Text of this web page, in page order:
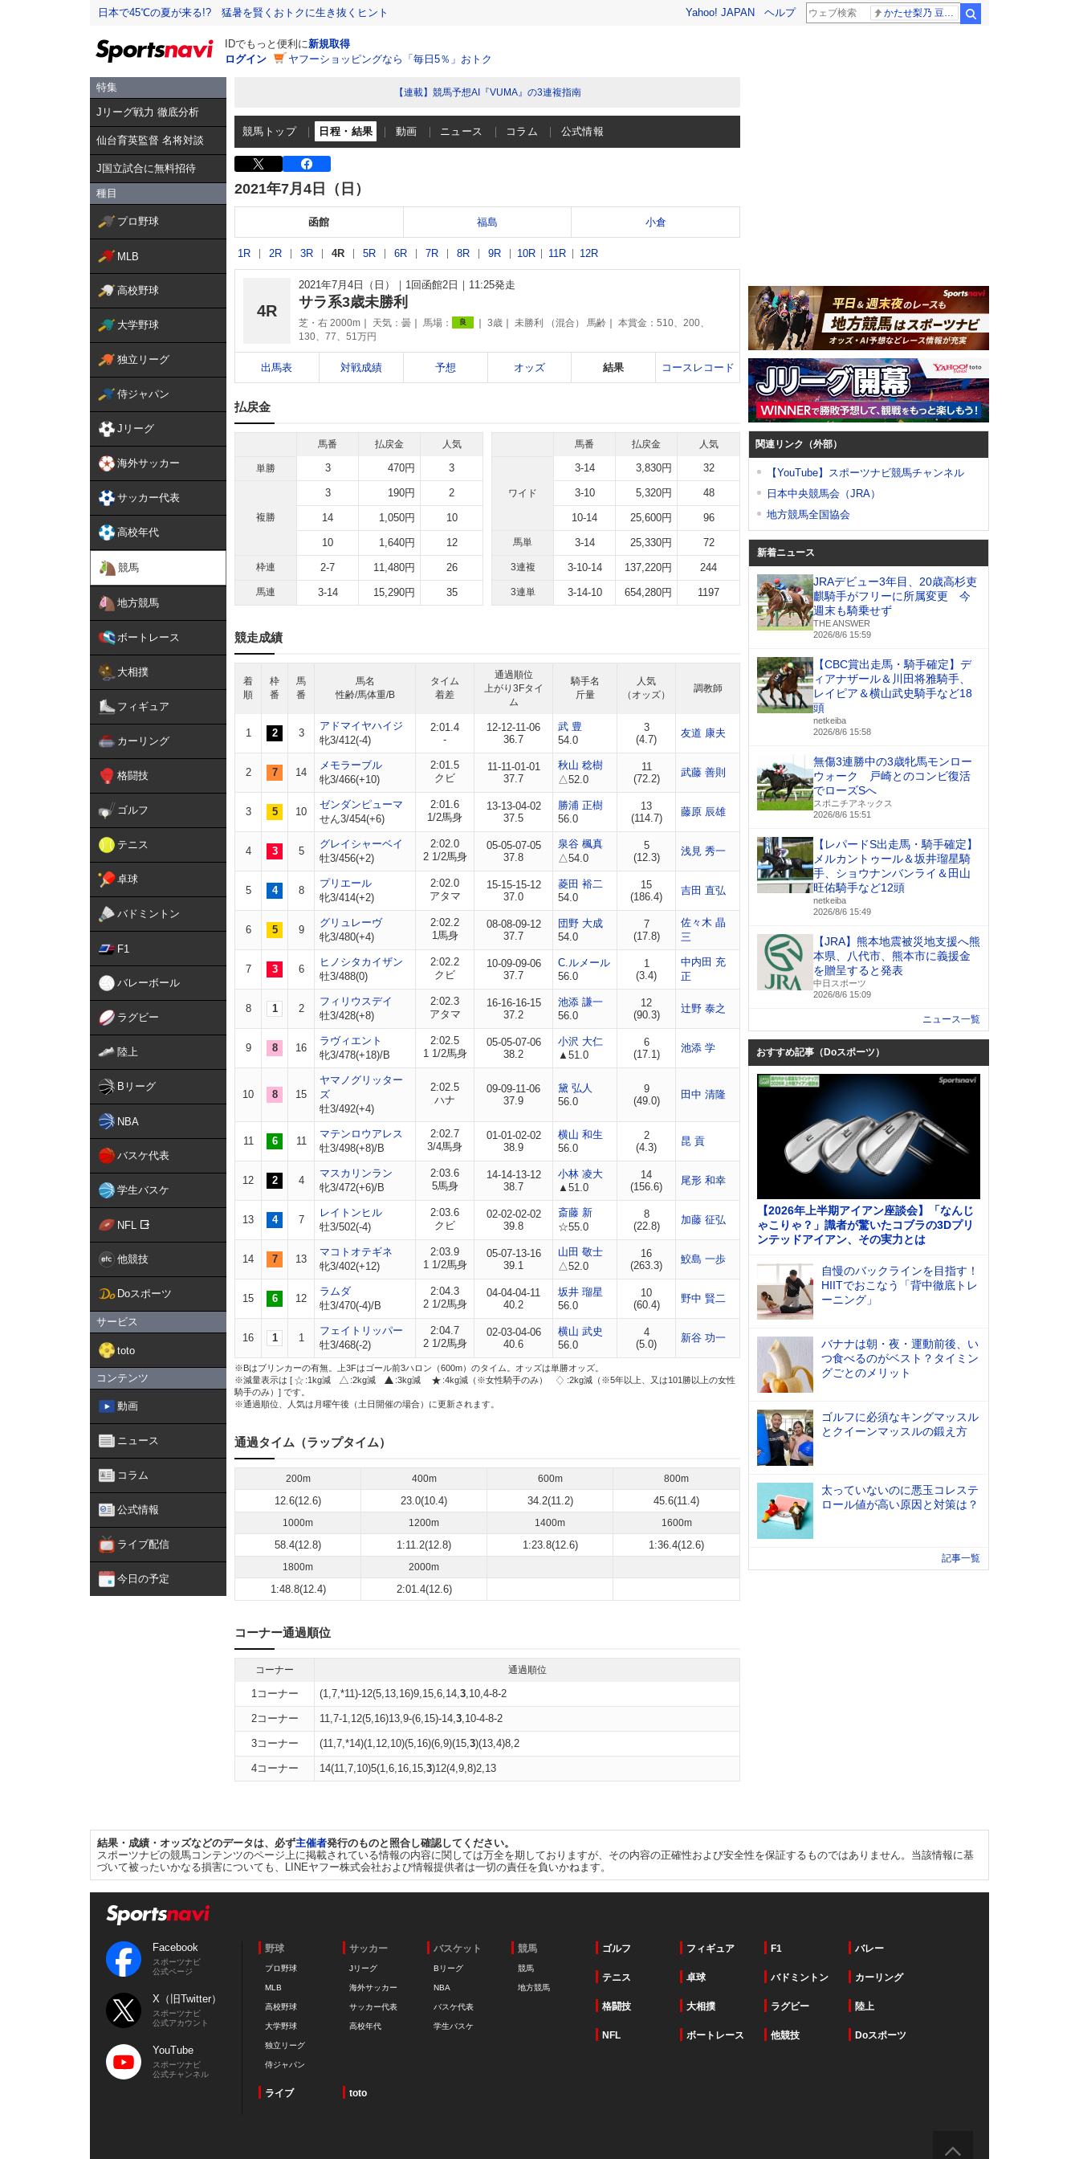
日本で45℃の夏が来る!? 猛暑を賢くおトクに生き抜くヒント Yahoo! JAPAN ヘルプ
IDでもっと便利に新規取得
ログイン
ヤフーショッピングなら「毎日5％」おトク
特集
Jリーグ戦力 徹底分析
仙台育英監督 名将対談
J国立試合に無料招待
種目
プロ野球
MLB
高校野球
大学野球
独立リーグ
侍ジャパン
Jリーグ
海外サッカー
サッカー代表
高校年代
競馬
地方競馬
ボートレース
大相撲
フィギュア
カーリング
格闘技
ゴルフ
テニス
卓球
バドミントン
F1
バレーボール
ラグビー
陸上
Bリーグ
NBA
バスケ代表
学生バスケ
NFL
他競技
Doスポーツ
サービス
toto
コンテンツ
動画
ニュース
コラム
公式情報
ライブ配信
今日の予定
【連載】競馬予想AI『VUMA』の3連複指南
競馬トップ 日程・結果 動画 ニュース コラム 公式情報
2021年7月4日（日）
函館 福島 小倉
1R 2R 3R 4R 5R 6R 7R 8R 9R 10R 11R 12R
4R
2021年7月4日（日） 1回函館2日 11:25発走
サラ系3歳未勝利
芝・右 2000m 天気： 曇 馬場： 良 3歳 未勝利 （混合） 馬齢
本賞金：510、200、
130、77、51万円
出馬表 対戦成績 予想 オッズ 結果 コースレコード
払戻金
馬番 払戻金 人気
単勝 3 470円 3
複勝
3 190円 2
14 1,050円 10
10 1,640円 12
枠連 2-7 11,480円 26
馬連 3-14 15,290円 35
馬番 払戻金 人気
ワイド
3-14 3,830円 32
3-10 5,320円 48
10-14 25,600円 96
馬単 3-14 25,330円 72
3連複 3-10-14 137,220円 244
3連単 3-14-10 654,280円 1197
競走成績
着
順
枠
番
馬
番
馬名
性齢/馬体重/B
タイム
着差
通過順位
上がり3Fタイ
ム
騎手名
斤量
人気
（オッズ）
調教師
1 2 3
アドマイヤハイジ
牝3/412(-4)
2:01.4
-
12-12-11-06
36.7
武 豊
54.0
3
(4.7)
友道 康夫
2 7 14
メモラーブル
牝3/466(+10)
2:01.5
クビ
11-11-01-01
37.7
秋山 稔樹
△52.0
11
(72.2)
武藤 善則
3 5 10
ゼンダンピューマ
せん3/454(+6)
2:01.6
1/2馬身
13-13-04-02
37.5
勝浦 正樹
56.0
13
(114.7)
藤原 辰雄
4 3 5
グレイシャーベイ
牡3/456(+2)
2:02.0
2 1/2馬身
05-05-07-05
37.8
泉谷 楓真
△54.0
5
(12.3)
浅見 秀一
5 4 8
プリエール
牝3/414(+2)
2:02.0
アタマ
15-15-15-12
37.0
菱田 裕二
54.0
15
(186.4)
吉田 直弘
6 5 9
グリュレーヴ
牝3/480(+4)
2:02.2
1馬身
08-08-09-12
37.7
団野 大成
54.0
7
(17.8)
佐々木 晶
三
7 3 6
ヒノシタカイザン
牡3/488(0)
2:02.2
クビ
10-09-09-06
37.7
C.ルメール
56.0
1
(3.4)
中内田 充
正
8 1 2
フィリウスデイ
牡3/428(+8)
2:02.3
アタマ
16-16-16-15
37.2
池添 謙一
56.0
12
(90.3)
辻野 泰之
9 8 16
ラヴィエント
牝3/478(+18)/B
2:02.5
1 1/2馬身
05-05-07-06
38.2
小沢 大仁
▲51.0
6
(17.1)
池添 学
10 8 15
ヤマノグリッター
ズ
牡3/492(+4)
2:02.5
ハナ
09-09-11-06
37.9
黛 弘人
56.0
9
(49.0)
田中 清隆
11 6 11
マテンロウアレス
牡3/498(+8)/B
2:02.7
3/4馬身
01-01-02-02
38.9
横山 和生
56.0
2
(4.3)
昆 貢
12 2 4
マスカリンラン
牝3/472(+6)/B
2:03.6
5馬身
14-14-13-12
38.7
小林 凌大
▲51.0
14
(156.6)
尾形 和幸
13 4 7
レイトンヒル
牡3/502(-4)
2:03.6
クビ
02-02-02-02
39.8
斎藤 新
☆55.0
8
(22.8)
加藤 征弘
14 7 13
マコトオテギネ
牝3/402(+12)
2:03.9
1 1/2馬身
05-07-13-16
39.1
山田 敬士
△52.0
16
(263.3)
鮫島 一歩
15 6 12
ラムダ
牡3/470(-4)/B
2:04.3
2 1/2馬身
04-04-04-11
40.2
坂井 瑠星
56.0
10
(60.4)
野中 賢二
16 1 1
フェイトリッパー
牡3/468(-2)
2:04.7
2 1/2馬身
02-03-04-06
40.6
横山 武史
56.0
4
(5.0)
新谷 功一
※Bはブリンカーの有無。上3Fはゴール前3ハロン（600m）のタイム。オッズは単勝オッズ。
※減量表示は [
:1kg減 :2kg減 :3kg減 :4kg減（※女性騎手のみ）
:2kg減（※5年以上、又は101勝以上の女性
騎手のみ）] です。
※通過順位、人気は月曜午後（土日開催の場合）に更新されます。
通過タイム（ラップタイム）
200m 400m 600m 800m
12.6(12.6) 23.0(10.4) 34.2(11.2) 45.6(11.4)
1000m 1200m 1400m 1600m
58.4(12.8) 1:11.2(12.8) 1:23.8(12.6) 1:36.4(12.6)
1800m 2000m
1:48.8(12.4) 2:01.4(12.6)
コーナー通過順位
コーナー 通過順位
1コーナー (1,7,*11)-12(5,13,16)9,15,6,14,3,10,4-8-2
2コーナー 11,7-1,12(5,16)13,9-(6,15)-14,3,10-4-8-2
3コーナー (11,7,*14)(1,12,10)(5,16)(6,9)(15,3)(13,4)8,2
4コーナー 14(11,7,10)5(1,6,16,15,3)12(4,9,8)2,13
関連リンク（外部）
【YouTube】スポーツナビ競馬チャンネル
日本中央競馬会（JRA）
地方競馬全国協会
新着ニュース
JRAデビュー3年目、20歳高杉吏
麒騎手がフリーに所属変更 今
週末も騎乗せず
THE ANSWER
2026/8/6 15:59
【CBC賞出走馬・騎手確定】デ
ィアナザール＆川田将雅騎手、
レイピア＆横山武史騎手など18
頭
netkeiba
2026/8/6 15:58
無傷3連勝中の3歳牝馬モンロー
ウォーク 戸崎とのコンビ復活
でローズSへ
スポニチアネックス
2026/8/6 15:51
【レパードS出走馬・騎手確定】
メルカントゥール＆坂井瑠星騎
手、ショウナンバンライ＆田山
旺佑騎手など12頭
netkeiba
2026/8/6 15:49
【JRA】熊本地震被災地支援へ熊
本県、八代市、熊本市に義援金
を贈呈すると発表
中日スポーツ
2026/8/6 15:09
ニュース一覧
おすすめ記事（Doスポーツ）
【2026年上半期アイアン座談会】「なんじ
ゃこりゃ？」識者が驚いたコブラの3Dプリ
ンテッドアイアン、その実力とは
自慢のバックラインを目指す！
HIITでおこなう「背中徹底トレ
ーニング」
バナナは朝・夜・運動前後、い
つ食べるのがベスト？タイミン
グごとのメリット
ゴルフに必須なキングマッスル
とクイーンマッスルの鍛え方
太っていないのに悪玉コレステ
ロール値が高い原因と対策は？
記事一覧
結果・成績・オッズなどのデータは、必ず主催者発行のものと照合し確認してください。
スポーツナビの競馬コンテンツのページ上に掲載されている情報の内容に関しては万全を期しておりますが、その内容の正確性および安全性を保証するものではありません。当該情報に基
づいて被ったいかなる損害についても、LINEヤフー株式会社および情報提供者は一切の責任を負いかねます。
Facebook
スポーツナビ
公式ページ
X（旧Twitter）
スポーツナビ
公式アカウント
YouTube
スポーツナビ
公式チャンネル
野球
プロ野球
MLB
高校野球
大学野球
独立リーグ
侍ジャパン
サッカー
Jリーグ
海外サッカー
サッカー代表
高校年代
バスケット
Bリーグ
NBA
バスケ代表
学生バスケ
競馬
競馬
地方競馬
ゴルフ フィギュア F1 バレー
テニス 卓球 バドミントン カーリング
格闘技 大相撲 ラグビー 陸上
NFL ボートレース 他競技 Doスポーツ
ライブ toto